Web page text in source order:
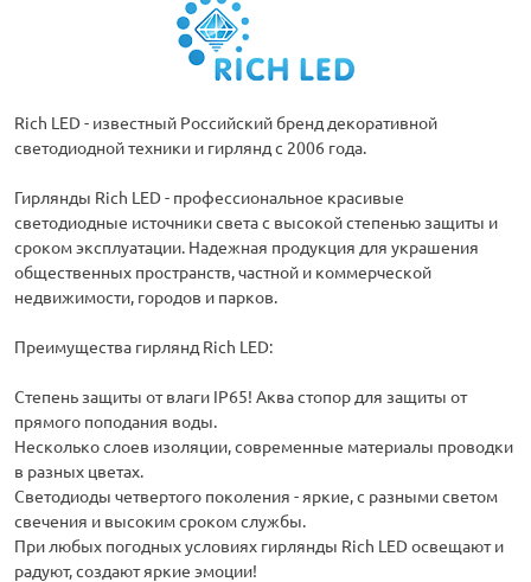
Rich LED - известный Российский бренд декоративной
светодиодной техники и гирлянд с 2006 года.
Гирлянды Rich LED - профессиональное красивые
светодиодные источники света с высокой степенью защиты и
сроком эксплуатации. Надежная продукция для украшения
общественных пространств, частной и коммерческой
недвижимости, городов и парков.
Преимущества гирлянд Rich LED:
Степень защиты от влаги IP65! Аква стопор для защиты от
прямого поподания воды.
Несколько слоев изоляции, современные материалы проводки
в разных цветах.
Светодиоды четвертого поколения - яркие, с разными светом
свечения и высоким сроком службы.
При любых погодных условиях гирлянды Rich LED освещают и
радуют, создают яркие эмоции!